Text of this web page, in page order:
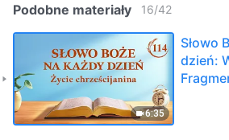
Podobne materiały 16/42
6:35
Słowo
dzień: